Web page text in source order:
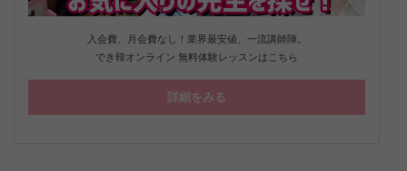
入会費、月会費なし！業界最安値、一流講師陣。
でき韓オンライン 無料体験レッスンはこちら
詳細をみる